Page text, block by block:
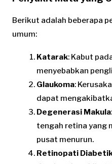
Berikut adalah beberapa
umum:
Katarak: Kabut
menyebabkan
Glaukoma:
dapat
Degenerasi Makula
tengah retina yang
pusat menurun.
Retinopati